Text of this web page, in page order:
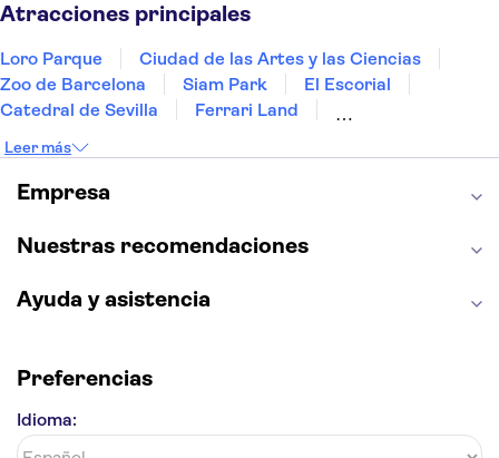
Atracciones principales
Loro Parque
Ciudad de las Artes y las Ciencias
Zoo de Barcelona
Siam Park
El Escorial
Catedral de Sevilla
Ferrari Land
Montserrat
Museo del Louvre
La Sagrada Familia
Alhambra
La Giralda
Medina Azahara
Leer más
Empresa
Nuestras recomendaciones
Ayuda y asistencia
Preferencias
Idioma: